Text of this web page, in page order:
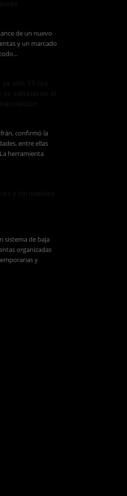
de un nuevo
y un marcado
confirmó la
entre ellas
herramienta
sistema de baja
organizadas
y